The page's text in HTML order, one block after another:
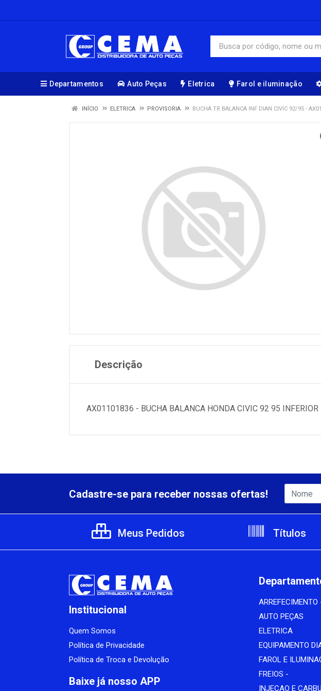
Departamentos Auto Peças Eletrica Farol e iluminação
INÍCIO ELETRICA PROVISORIA BUCHA TR BALANCA INF DIAN CIVIC 92/95 -
Descrição
AX01101836 - BUCHA BALANCA HONDA CIVIC 92 95 INFERIOR
Cadastre-se para receber nossas ofertas!
Meus Pedidos Títulos
Institucional
Quem Somos
Política de Privacidade
Política de Troca e Devolução
Baixe já nosso APP
ARREFECIMENTO
AUTO PEÇAS
ELETRICA
EQUIPAMENTO
FAROL E
FREIOS -
INJECAO E